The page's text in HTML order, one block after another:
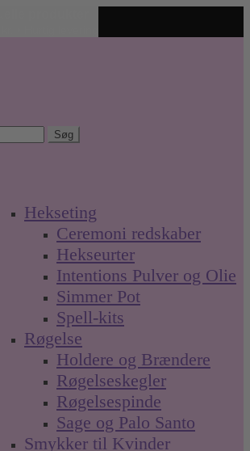
Søg
Hekseting
Ceremoni redskaber
Hekseurter
Intentions Pulver og Olie
Simmer Pot
Spell-kits
Røgelse
Holdere og Brændere
Røgelseskegler
Røgelsespinde
Sage og Palo Santo
Smykker til Kvinder